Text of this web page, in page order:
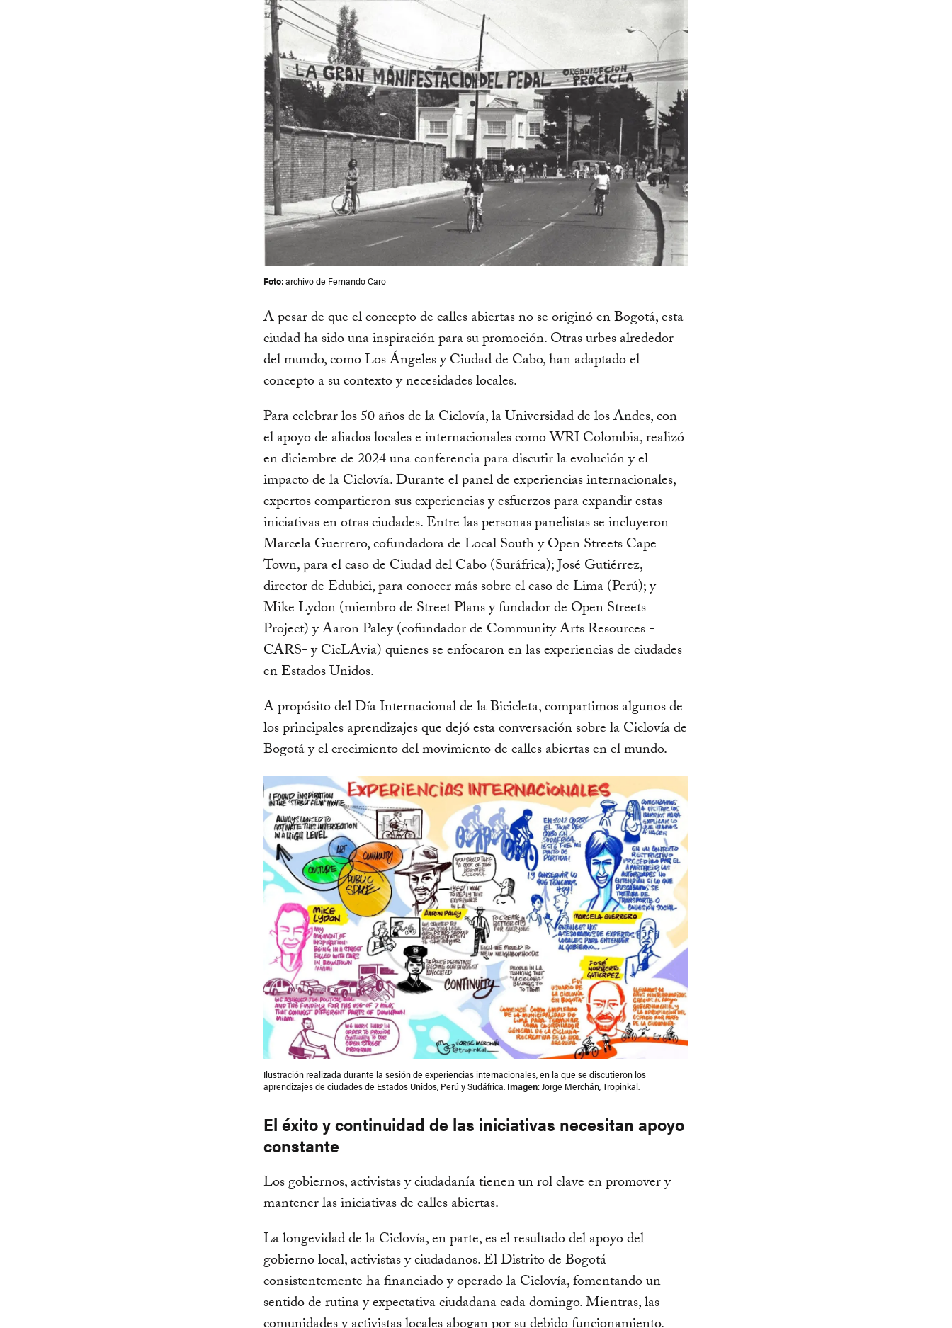
Foto: archivo de Fernando Caro
A pesar de que el concepto de calles abiertas no se originó en Bogotá, esta
ciudad ha sido una inspiración para su promoción. Otras urbes alrededor
del mundo, como Los Ángeles y Ciudad de Cabo, han adaptado el
concepto a su contexto y necesidades locales.
Para celebrar los 50 años de la Ciclovía, la Universidad de los Andes, con
el apoyo de aliados locales e internacionales como WRI Colombia, realizó
en diciembre de 2024 una conferencia para discutir la evolución y el
impacto de la Ciclovía. Durante el panel de experiencias internacionales,
expertos compartieron sus experiencias y esfuerzos para expandir estas
iniciativas en otras ciudades. Entre las personas panelistas se incluyeron
Marcela Guerrero, cofundadora de Local South y Open Streets Cape
Town, para el caso de Ciudad del Cabo (Suráfrica); José Gutiérrez,
director de Edubici, para conocer más sobre el caso de Lima (Perú); y
Mike Lydon (miembro de Street Plans y fundador de Open Streets
Project) y Aaron Paley (cofundador de Community Arts Resources -
CARS- y CicLAvia) quienes se enfocaron en las experiencias de ciudades
en Estados Unidos.
A propósito del Día Internacional de la Bicicleta, compartimos algunos de
los principales aprendizajes que dejó esta conversación sobre la Ciclovía de
Bogotá y el crecimiento del movimiento de calles abiertas en el mundo.
Ilustración realizada durante la sesión de experiencias internacionales, en la que se discutieron los
aprendizajes de ciudades de Estados Unidos, Perú y Sudáfrica. Imagen: Jorge Merchán, Tropinkal.
El éxito y continuidad de las iniciativas necesitan apoyo
constante
Los gobiernos, activistas y ciudadanía tienen un rol clave en promover y
mantener las iniciativas de calles abiertas.
La longevidad de la Ciclovía, en parte, es el resultado del apoyo del
gobierno local, activistas y ciudadanos. El Distrito de Bogotá
consistentemente ha financiado y operado la Ciclovía, fomentando un
sentido de rutina y expectativa ciudadana cada domingo. Mientras, las